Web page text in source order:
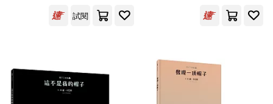
麥克‧巴奈特(1)
試閱